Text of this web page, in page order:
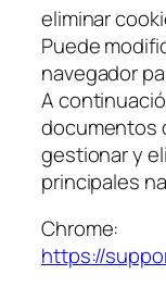
eliminar
Puede
navegador
A
documentos
gestionar y
principales
Chrome:
https://